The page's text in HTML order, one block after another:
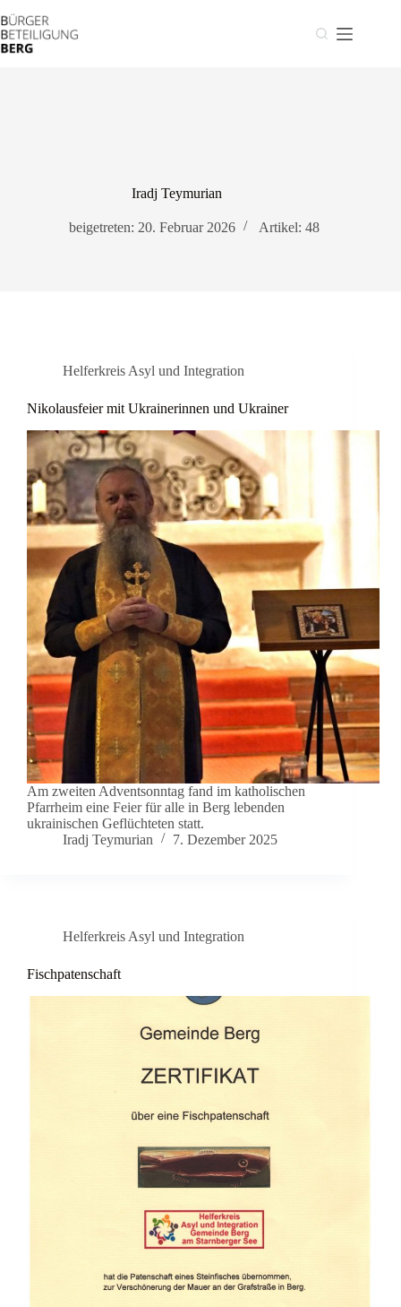
Inhalt
springen
Iradj Teymurian
beigetreten: 20. Februar 2026 Artikel: 48
Helferkreis Asyl und Integration
Nikolausfeier mit Ukrainerinnen und Ukrainer
Am zweiten Adventsonntag fand im katholischen
Pfarrheim eine Feier für alle in Berg lebenden
ukrainischen Geflüchteten statt.
Iradj Teymurian
7. Dezember 2025
Helferkreis Asyl und Integration
Fischpatenschaft